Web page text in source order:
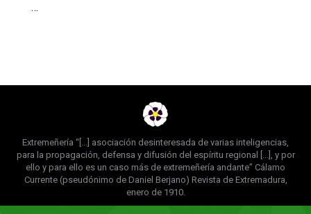
…
Extremeñería “[...] asociación desinteresada de varias inteligencias,
para la propagación, defensa y difusión del espíritu regional [...], y por
ello y para ello es un caso más de extremeñería andante” Cálamo
Currente (pseudónimo de Daniel Berjano) Revista de Extremadura,
enero de 1910.